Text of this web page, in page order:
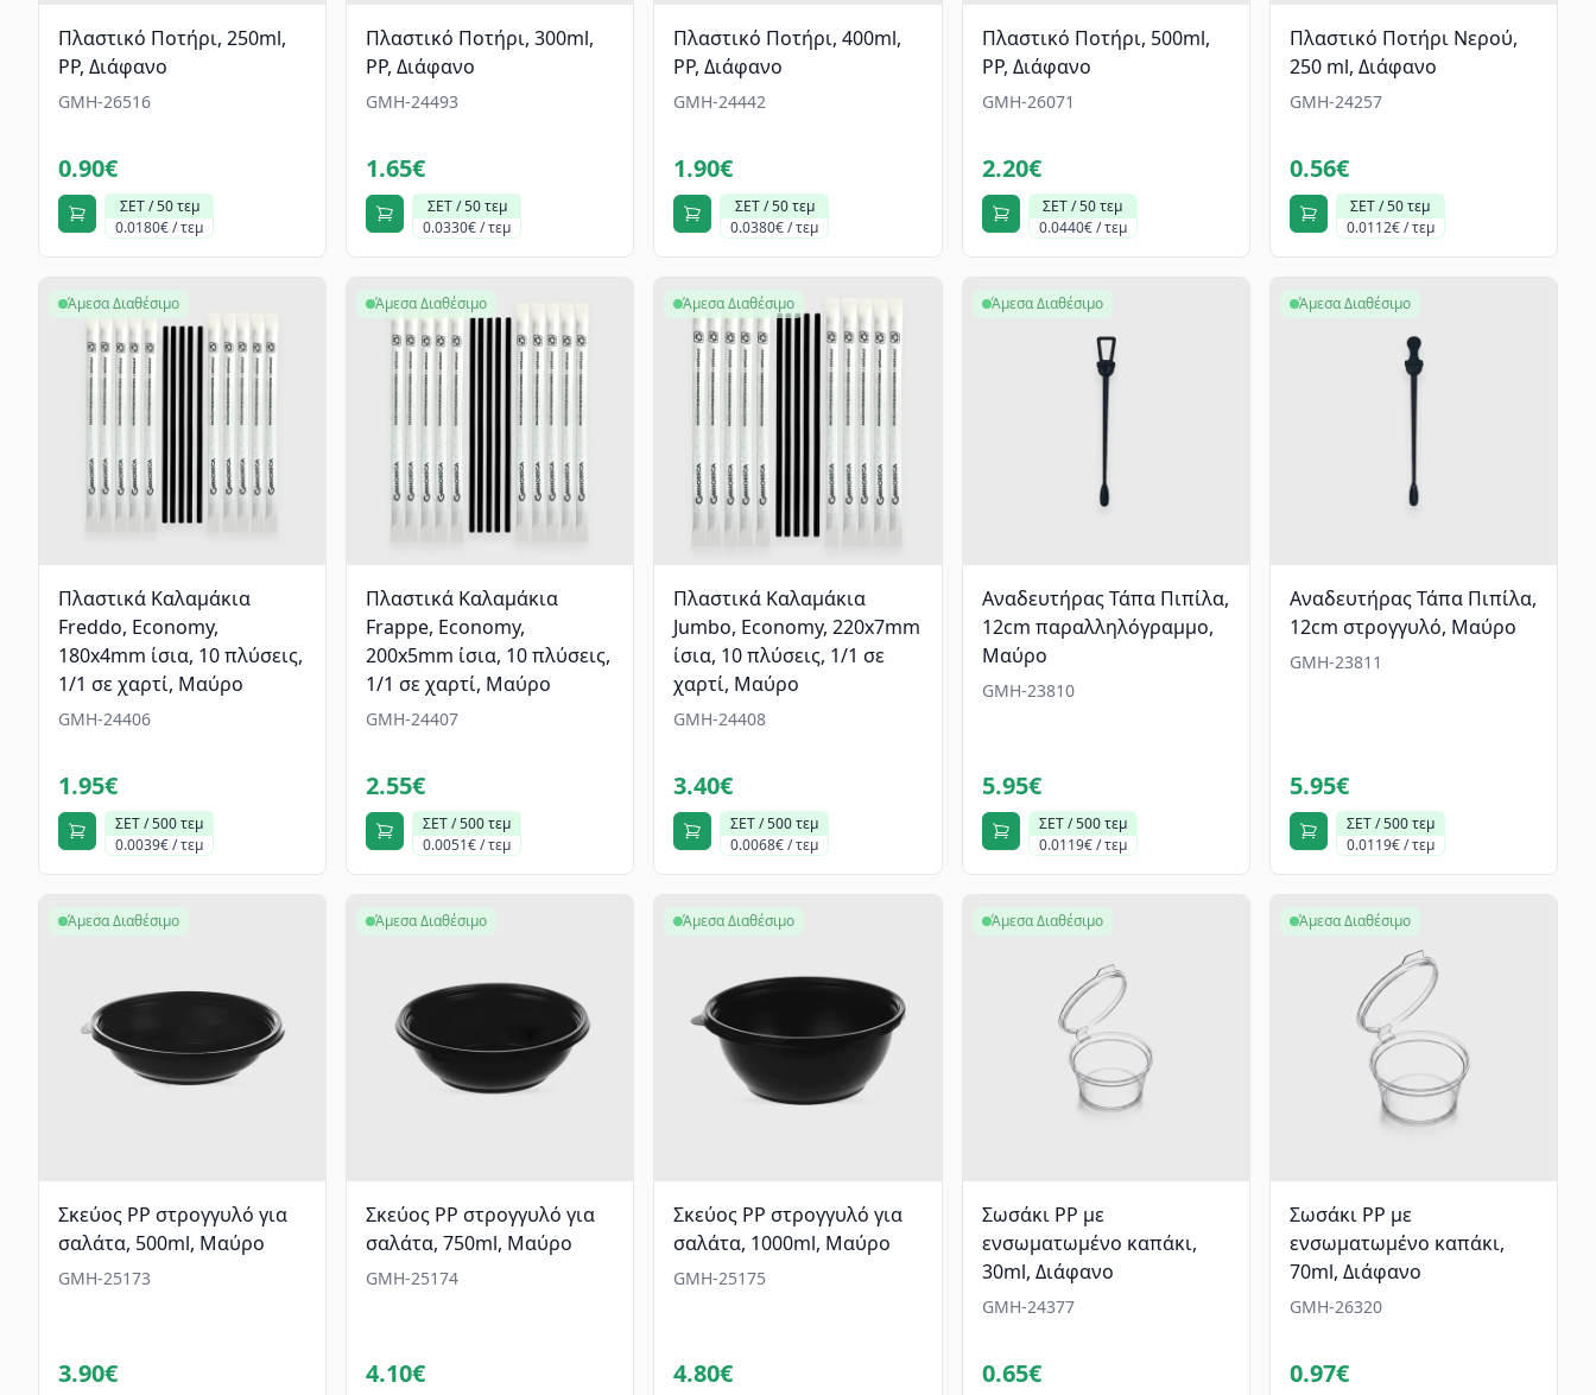
Πλαστικό Ποτήρι, 250ml,
PP, Διάφανο
GMH-26516
0.90€
ΣΕΤ / 50 τεμ
0.0180€ / τεμ
Πλαστικό Ποτήρι, 300ml,
PP, Διάφανο
GMH-24493
1.65€
ΣΕΤ / 50 τεμ
0.0330€ / τεμ
Πλαστικό Ποτήρι, 400ml,
PP, Διάφανο
GMH-24442
1.90€
ΣΕΤ / 50 τεμ
0.0380€ / τεμ
Πλαστικό Ποτήρι, 500ml,
PP, Διάφανο
GMH-26071
2.20€
ΣΕΤ / 50 τεμ
0.0440€ / τεμ
Πλαστικό Ποτήρι Νερού,
250 ml, Διάφανο
GMH-24257
0.56€
ΣΕΤ / 50 τεμ
0.0112€ / τεμ
Πλαστικά Καλαμάκια
Freddo, Economy,
180x4mm ίσια, 10 πλύσεις,
1/1 σε χαρτί, Μαύρο
GMH-24406
1.95€
ΣΕΤ / 500 τεμ
0.0039€ / τεμ
Άμεσα Διαθέσιμο
Πλαστικά Καλαμάκια
Frappe, Economy,
200x5mm ίσια, 10 πλύσεις,
1/1 σε χαρτί, Μαύρο
GMH-24407
2.55€
ΣΕΤ / 500 τεμ
0.0051€ / τεμ
Άμεσα Διαθέσιμο
Πλαστικά Καλαμάκια
Jumbo, Economy, 220x7mm
ίσια, 10 πλύσεις, 1/1 σε
χαρτί, Μαύρο
GMH-24408
3.40€
ΣΕΤ / 500 τεμ
0.0068€ / τεμ
Άμεσα Διαθέσιμο
Αναδευτήρας Τάπα Πιπίλα,
12cm παραλληλόγραμμο,
Μαύρο
GMH-23810
5.95€
ΣΕΤ / 500 τεμ
0.0119€ / τεμ
Άμεσα Διαθέσιμο
Αναδευτήρας Τάπα Πιπίλα,
12cm στρογγυλό, Μαύρο
GMH-23811
5.95€
ΣΕΤ / 500 τεμ
0.0119€ / τεμ
Άμεσα Διαθέσιμο
Σκεύος PP στρογγυλό για
σαλάτα, 500ml, Mαύρο
GMH-25173
3.90€
Άμεσα Διαθέσιμο
Σκεύος PP στρογγυλό για
σαλάτα, 750ml, Mαύρο
GMH-25174
4.10€
Άμεσα Διαθέσιμο
Σκεύος PP στρογγυλό για
σαλάτα, 1000ml, Mαύρο
GMH-25175
4.80€
Άμεσα Διαθέσιμο
Σωσάκι PP με
ενσωματωμένο καπάκι,
30ml, Διάφανο
GMH-24377
0.65€
Άμεσα Διαθέσιμο
Σωσάκι PP με
ενσωματωμένο καπάκι,
70ml, Διάφανο
GMH-26320
0.97€
Άμεσα Διαθέσιμο